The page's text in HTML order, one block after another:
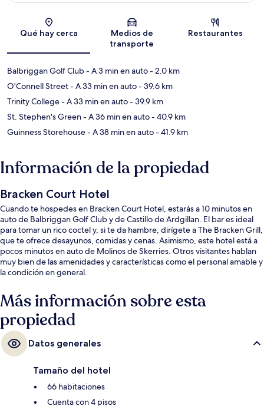
Sección del mapa
Qué hay cerca
Medios de
transporte
Restaurantes
Balbriggan Golf Club- A 3 min en auto- 2.0 km
O'Connell Street- A 33 min en auto- 39.6 km
Trinity College- A 33 min en auto- 39.9 km
St. Stephen's Green- A 36 min en auto- 40.9 km
Guinness Storehouse- A 38 min en auto- 41.9 km
Información de la propiedad
Bracken Court Hotel
Cuando te hospedes en Bracken Court Hotel, estarás a 10 minutos en
auto de Balbriggan Golf Club y de Castillo de Ardgillan. El bar es ideal
para tomar un rico coctel y, si te da hambre, dirígete a The Bracken Grill,
que te ofrece desayunos, comidas y cenas. Asimismo, este hotel está a
pocos minutos en auto de Molinos de Skerries. Otros visitantes hablan
muy bien de las amenidades y características como el personal amable y
la condición en general.
Más información sobre esta
propiedad
Datos generales
Tamaño del hotel
66 habitaciones
Cuenta con 4 pisos